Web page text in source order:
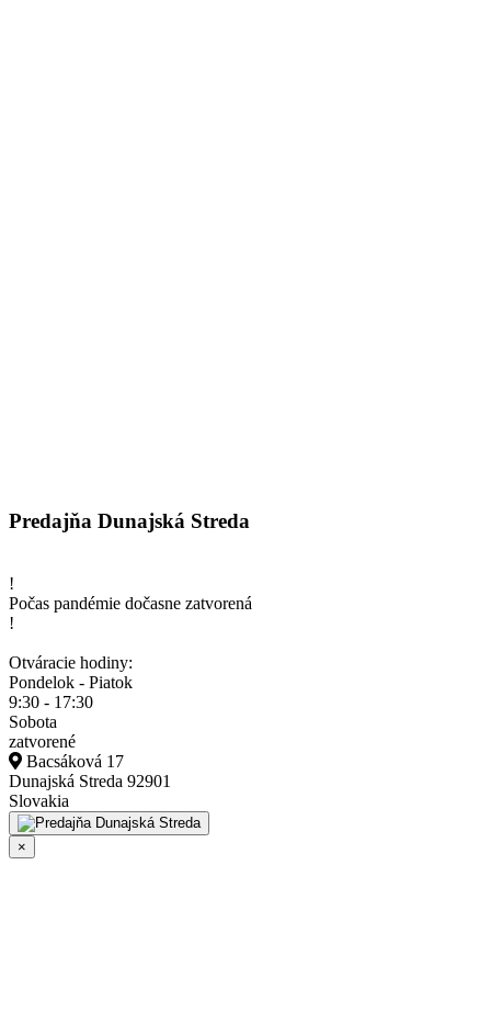
Predajňa Dunajská Streda
!
Počas pandémie dočasne zatvorená
!
Otváracie hodiny:
Pondelok - Piatok
9:30 - 17:30
Sobota
zatvorené
Bacsáková 17
Dunajská Streda 92901
Slovakia
×